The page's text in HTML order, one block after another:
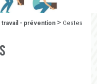
travail - prévention > Gestes